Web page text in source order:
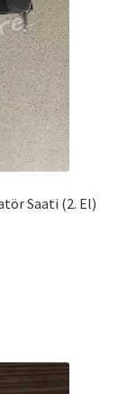
Saati (2. El)